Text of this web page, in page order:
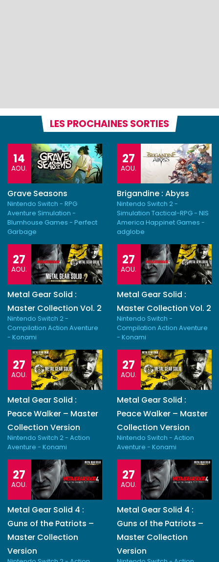
LES PROCHAINES SORTIES
14
AOU.
Grave Seasons
Nintendo Switch - RPG
Aventure Simulation -
Blumhouse Games - Perfect
Garbage
27
AOU.
Brigandine : Abyss
Nintendo Switch 2 -
Simulation Tactical-RPG - NIS
America Happinet Games -
adglobe
27
AOU.
Metal Gear Solid :
Master Collection Vol. 2
Nintendo Switch 2 -
Compilation Action Aventure
- Konami
27
AOU.
Metal Gear Solid :
Master Collection Vol. 2
Nintendo Switch -
Compilation Action Aventure
- Konami
27
AOU.
Metal Gear Solid :
Peace Walker – Master
Collection Version
Nintendo Switch 2 - Action
Aventure - Konami
27
AOU.
Metal Gear Solid :
Peace Walker – Master
Collection Version
Nintendo Switch - Action
Aventure - Konami
27
AOU.
Metal Gear Solid 4 :
Guns of the Patriots –
Master Collection
Version
27
AOU.
Metal Gear Solid 4 :
Guns of the Patriots –
Master Collection
Version